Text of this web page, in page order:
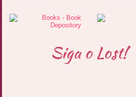
Siga o Lost!